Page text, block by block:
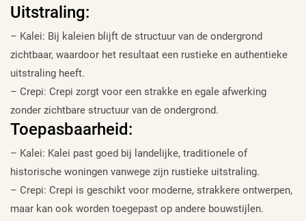
Uitstraling:
– Kalei: Bij kaleien blijft de structuur van de ondergrond
zichtbaar, waardoor het resultaat een rustieke en authentieke
uitstraling heeft.
– Crepi: Crepi zorgt voor een strakke en egale afwerking
zonder zichtbare structuur van de ondergrond.
Toepasbaarheid:
– Kalei: Kalei past goed bij landelijke, traditionele of
historische woningen vanwege zijn rustieke uitstraling.
– Crepi: Crepi is geschikt voor moderne, strakkere ontwerpen,
maar kan ook worden toegepast op andere bouwstijlen.